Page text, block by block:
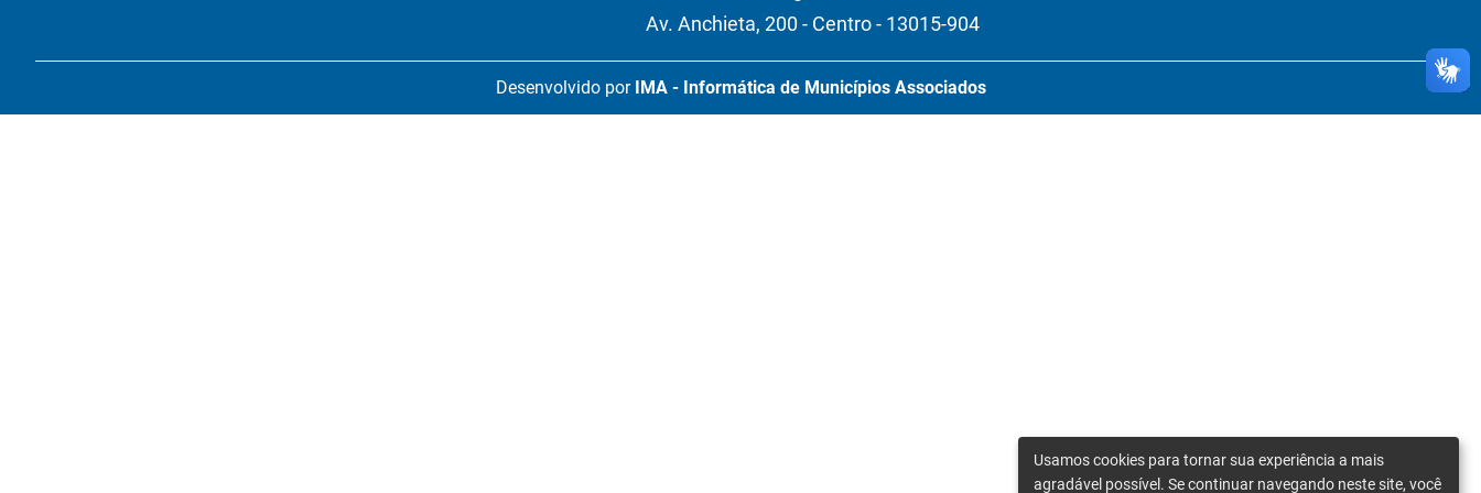
Av. Anchieta, 200 - Centro - 13015-904
Desenvolvido por IMA - Informática de Municípios Associados
Usamos cookies para tornar sua experiência a mais
agradável possível. Se continuar navegando neste site, você